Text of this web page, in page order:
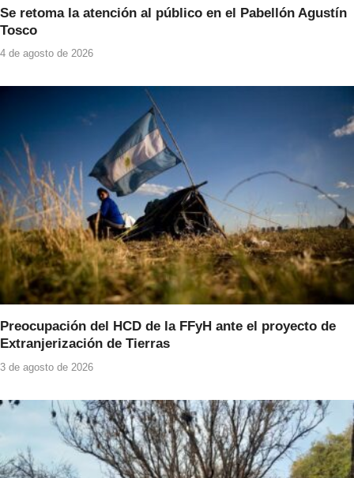
Se retoma la atención al público en el Pabellón Agustín
Tosco
4 de agosto de 2026
Preocupación del HCD de la FFyH ante el proyecto de
Extranjerización de Tierras
3 de agosto de 2026